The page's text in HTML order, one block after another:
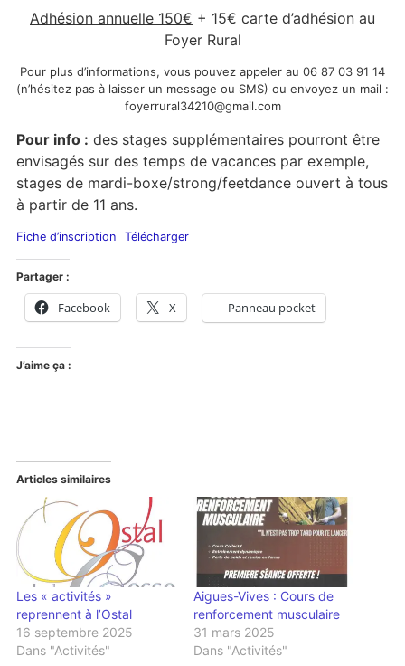
Adhésion annuelle 150€ + 15€ carte d’adhésion au
Foyer Rural
Pour plus d’informations, vous pouvez appeler au 06 87 03 91 14
(n’hésitez pas à laisser un message ou SMS) ou envoyez un mail :
foyerrural34210@gmail.com
Pour info : des stages supplémentaires pourront être
envisagés sur des temps de vacances par exemple,
stages de mardi-boxe/strong/feetdance ouvert à tous
à partir de 11 ans.
Fiche d’inscription Télécharger
Partager :
Facebook X Panneau pocket
J’aime ça :
Articles similaires
Les « activités »
reprennent à l’Ostal
16 septembre 2025
Dans "Activités"
Aigues-Vives : Cours de
renforcement musculaire
31 mars 2025
Dans "Activités"